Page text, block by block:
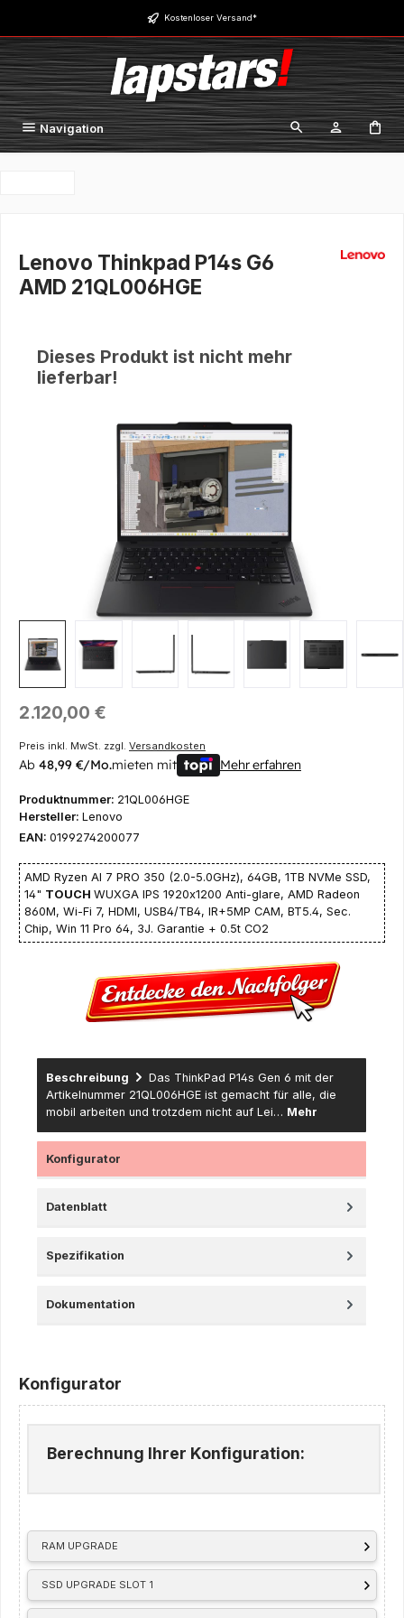
Zum Hauptinhalt springen Kostenloser Versand*
Navigation
Lenovo Thinkpad P14s G6
AMD 21QL006HGE
Dieses Produkt ist nicht mehr
lieferbar!
Bildergalerie überspringen
Regulärer Preis:
2.120,00 €
Preis inkl. MwSt. zzgl. Versandkosten
Ab 48,99 €/Mo.mieten mit Mehr erfahren
Produktnummer: 21QL006HGE
Hersteller: Lenovo
EAN: 0199274200077
AMD Ryzen AI 7 PRO 350 (2.0-5.0GHz), 64GB, 1TB NVMe SSD,
14" TOUCH WUXGA IPS 1920x1200 Anti-glare, AMD Radeon
860M, Wi-Fi 7, HDMI, USB4/TB4, IR+5MP CAM, BT5.4, Sec.
Chip, Win 11 Pro 64, 3J. Garantie + 0.5t CO2
Beschreibung
Das ThinkPad P14s Gen 6 mit der
Artikelnummer 21QL006HGE ist gemacht für alle, die
mobil arbeiten und trotzdem nicht auf Lei… Mehr
Konfigurator
Datenblatt
Spezifikation
Dokumentation
Konfigurator
RAM UPGRADE
SSD UPGRADE SLOT 1
Berechnung Ihrer Konfiguration: